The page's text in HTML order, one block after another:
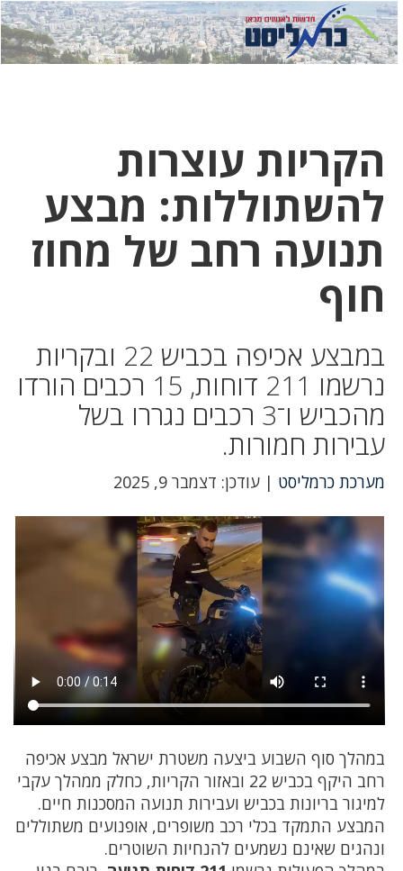
לחץ
כאן
לחץ
כדי
הקריות עוצרות
להשתוללות: מבצע
תנועה רחב של מחוז
חוף
במבצע אכיפה בכביש 22 ובקריות
נרשמו 211 דוחות, 15 רכבים הורדו
מהכביש ו־3 רכבים נגררו בשל
עבירות חמורות.
מערכת כרמליסט | עודכן: דצמבר 9, 2025
במהלך סוף השבוע ביצעה משטרת ישראל מבצע אכיפה
רחב היקף בכביש 22 ובאזור הקריות, כחלק ממהלך עקבי
למיגור בריונות בכביש ועבירות תנועה המסכנות חיים.
המבצע התמקד בכלי רכב משופרים, אופנועים משתוללים
ונהגים שאינם נשמעים להנחיות השוטרים.